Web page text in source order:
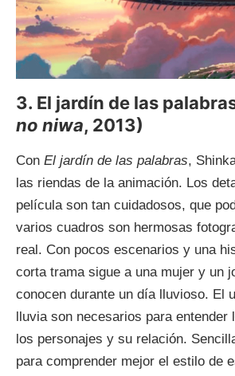
3. El jardín de las
no niwa, 2013)
Con El jardín de las palabras,
las riendas de la animación. Los
película son tan cuidadosos, que
varios cuadros son hermosas
real. Con pocos escenarios y una
corta trama sigue a una mujer y un
conocen durante un día lluvioso. El
lluvia son necesarios para
los personajes y su relación.
para comprender mejor el estilo de